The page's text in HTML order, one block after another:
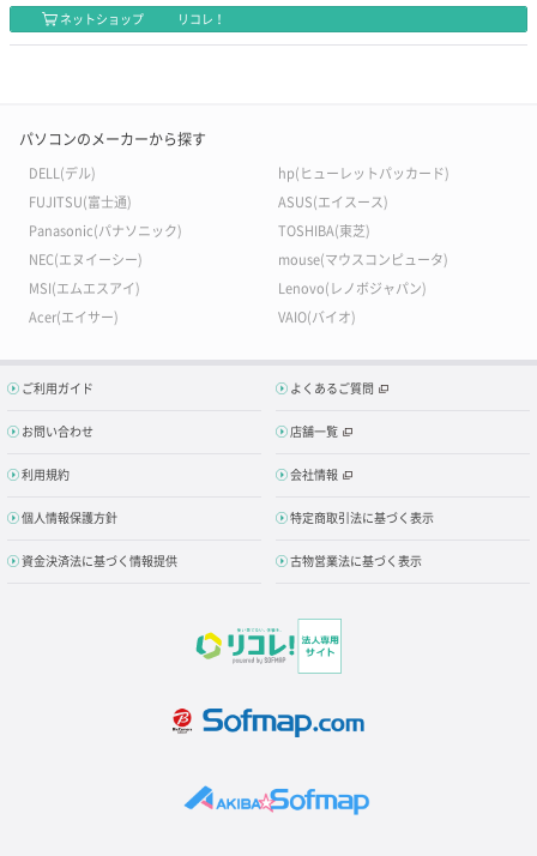
ネットショップ
リコレ！
パソコンのメーカーから探す
DELL(デル)
hp(ヒューレットパッカード)
FUJITSU(富士通)
ASUS(エイスース)
Panasonic(パナソニック)
TOSHIBA(東芝)
NEC(エヌイーシー)
mouse(マウスコンピュータ)
MSI(エムエスアイ)
Lenovo(レノボジャパン)
Acer(エイサー)
VAIO(バイオ)
ご利用ガイド よくあるご質問
お問い合わせ 店舗一覧
利用規約 会社情報
個人情報保護方針 特定商取引法に基づく表示
資金決済法に基づく情報提供 古物営業法に基づく表示